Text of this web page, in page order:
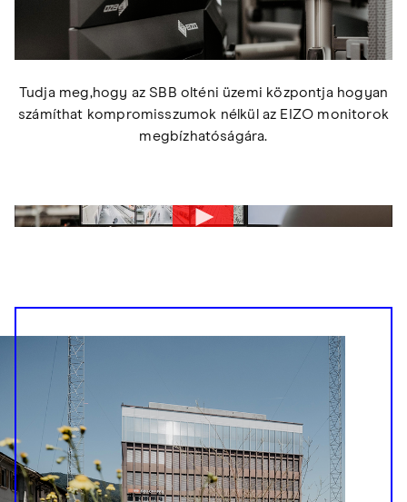
Tudja meg,hogy az SBB olténi üzemi központja hogyan
számíthat kompromisszumok nélkül az EIZO monitorok
megbízhatóságára.